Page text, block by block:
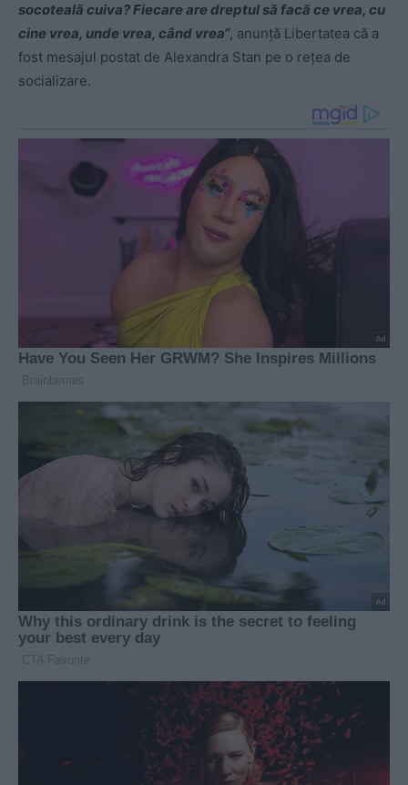
socoteală cuiva? Fiecare are dreptul să facă ce vrea, cu
cine vrea, unde vrea, când vrea“, anunță Libertatea că a
fost mesajul postat de Alexandra Stan pe o rețea de
socializare.